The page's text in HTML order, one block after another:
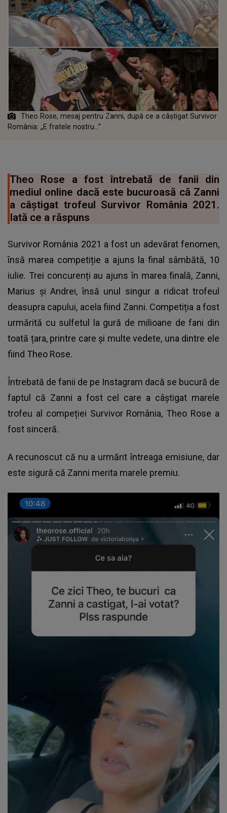
Theo Rose, mesaj pentru Zanni, după ce a câștigat Survivor
România: „E fratele nostru...”
Theo Rose a fost întrebată de fanii din
mediul online dacă este bucuroasă că Zanni
a câștigat trofeul Survivor România 2021.
Iată ce a răspuns
Survivor România 2021 a fost un adevărat fenomen,
însă marea competiție a ajuns la final sâmbătă, 10
iulie. Trei concurenți au ajuns în marea finală, Zanni,
Marius și Andrei, însă unul singur a ridicat trofeul
deasupra capului, acela fiind Zanni. Competiția a fost
urmărită cu sulfetul la gură de milioane de fani din
toată țara, printre care și multe vedete, una dintre ele
fiind Theo Rose.
Întrebată de fanii de pe Instagram dacă se bucură de
faptul că Zanni a fost cel care a câștigat marele
trofeu al compeției Survivor România, Theo Rose a
fost sinceră.
A recunoscut că nu a urmărit întreaga emisiune, dar
este sigură că Zanni merita marele premiu.